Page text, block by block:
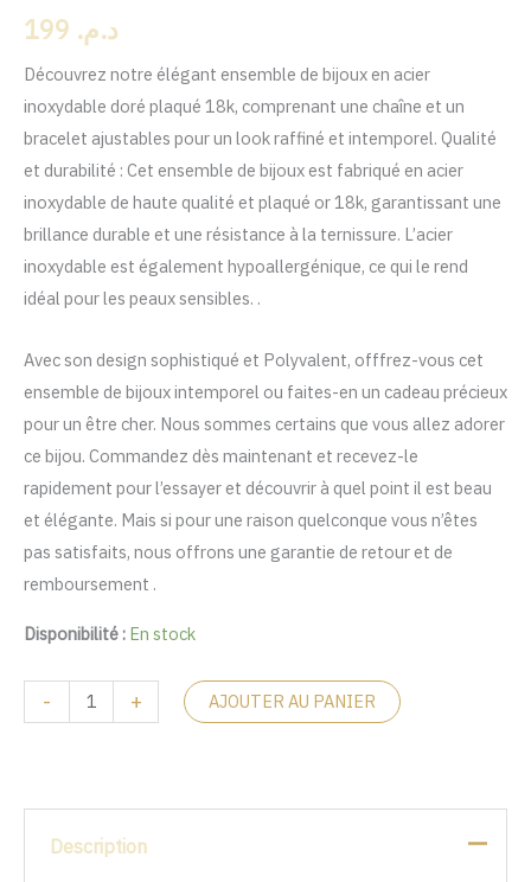
د.م.
Découvrez notre élégant ensemble de bijoux en acier
inoxydable doré plaqué 18k, comprenant une chaîne et un
bracelet ajustables pour un look raffiné et intemporel. Qualité
et durabilité : Cet ensemble de bijoux est fabriqué en acier
inoxydable de haute qualité et plaqué or 18k, garantissant une
brillance durable et une résistance à la ternissure. L’acier
inoxydable est également hypoallergénique, ce qui le rend
idéal pour les peaux sensibles. .
Avec son design sophistiqué et Polyvalent, offfrez-vous cet
ensemble de bijoux intemporel ou faites-en un cadeau précieux
pour un être cher. Nous sommes certains que vous allez adorer
ce bijou. Commandez dès maintenant et recevez-le
rapidement pour l’essayer et découvrir à quel point il est beau
et élégante. Mais si pour une raison quelconque vous n’êtes
pas satisfaits, nous offrons une garantie de retour et de
remboursement .
Disponibilité : En stock
-
Ensemble
Jules
+ AJOUTER AU PANIER
Description